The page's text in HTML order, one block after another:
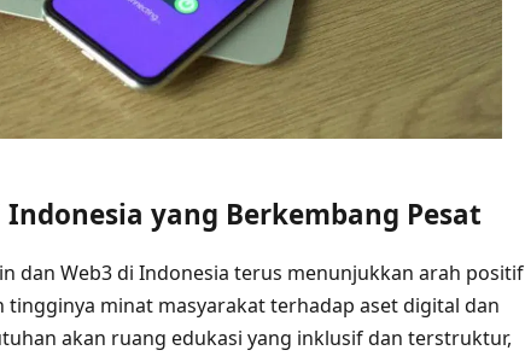
yang Berkembang Pesat
dan Web3 di Indonesia terus menunjukkan arah positif
minat masyarakat terhadap aset digital dan
akan ruang edukasi yang inklusif dan terstruktur,